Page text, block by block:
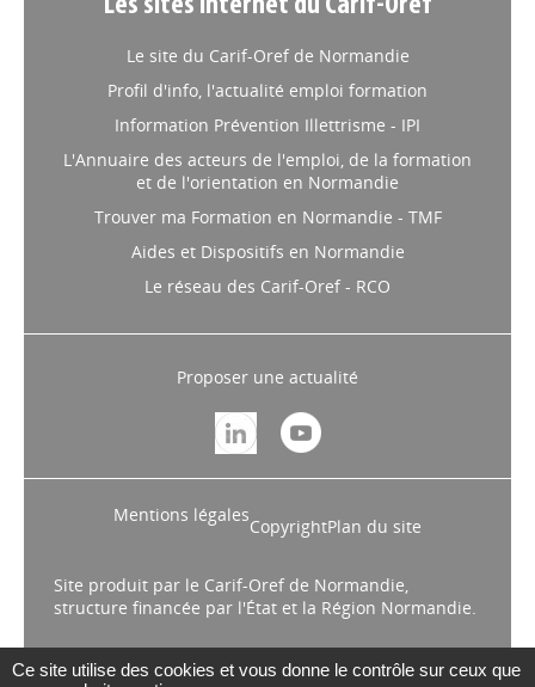
Les sites internet du Carif-Oref
Le site du Carif-Oref de Normandie
Profil d'info, l'actualité emploi formation
Information Prévention Illettrisme - IPI
L'Annuaire des acteurs de l'emploi, de la formation
et de l'orientation en Normandie
Trouver ma Formation en Normandie - TMF
Aides et Dispositifs en Normandie
Le réseau des Carif-Oref - RCO
Proposer une actualité
Mentions légales
CopyrightPlan du site
Site produit par le Carif-Oref de Normandie,
structure financée par l'État et la Région Normandie.
Ce site utilise des cookies et vous donne le contrôle sur ceux que